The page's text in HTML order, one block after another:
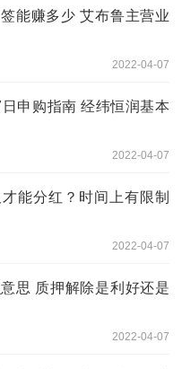
能赚多少 艾布鲁主营业
2022-04-07
申购指南 经纬恒润基本
2022-04-07
能分红？时间上有限制
2022-04-07
思 质押解除是利好还是
2022-04-07